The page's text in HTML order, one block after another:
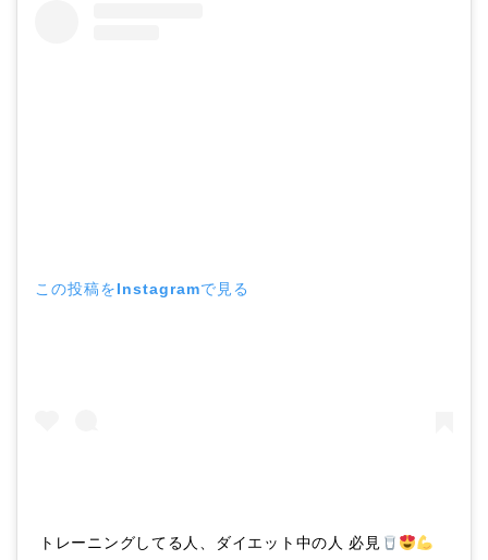
この投稿をInstagramで見る
トレーニングしてる人、ダイエット中の人 必見